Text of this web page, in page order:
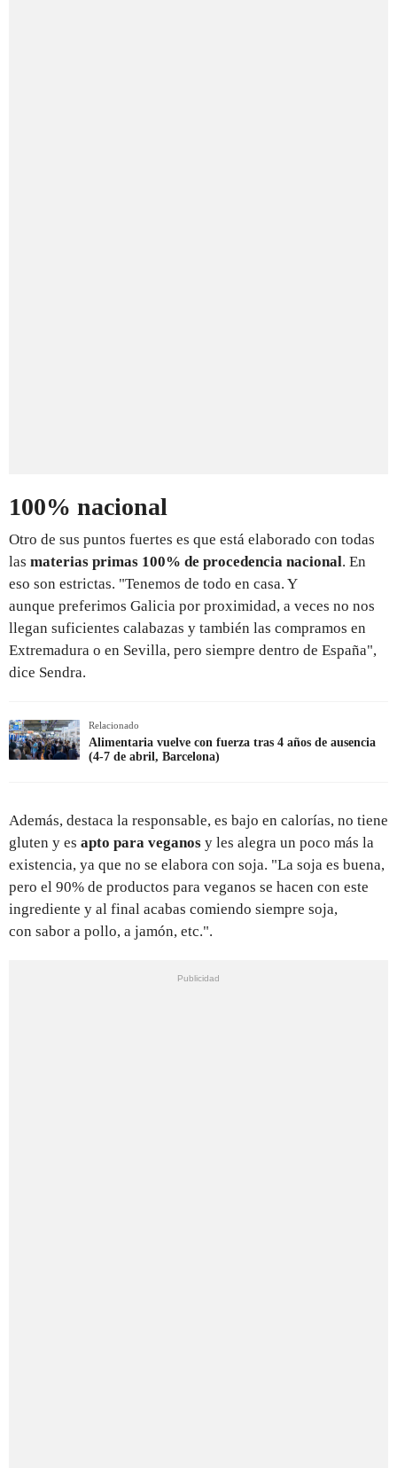
100% nacional
Otro de sus puntos fuertes es que está elaborado con todas
las materias primas 100% de procedencia nacional. En
eso son estrictas. "Tenemos de todo en casa. Y
aunque preferimos Galicia por proximidad, a veces no nos
llegan suficientes calabazas y también las compramos en
Extremadura o en Sevilla, pero siempre dentro de España",
dice Sendra.
Relacionado
Alimentaria vuelve con fuerza tras 4 años de ausencia
(4-7 de abril, Barcelona)
Además, destaca la responsable, es bajo en calorías, no tiene
gluten y es apto para veganos y les alegra un poco más la
existencia, ya que no se elabora con soja. "La soja es buena,
pero el 90% de productos para veganos se hacen con este
ingrediente y al final acabas comiendo siempre soja,
con sabor a pollo, a jamón, etc.".